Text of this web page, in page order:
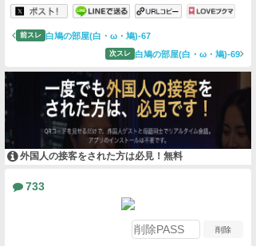
前スレ 白鳩の部屋(白・ω・鳩)-67
次スレ 白鳩の部屋(白・ω・鳩)-69
外国人の接客をされた方は必見！無料
733